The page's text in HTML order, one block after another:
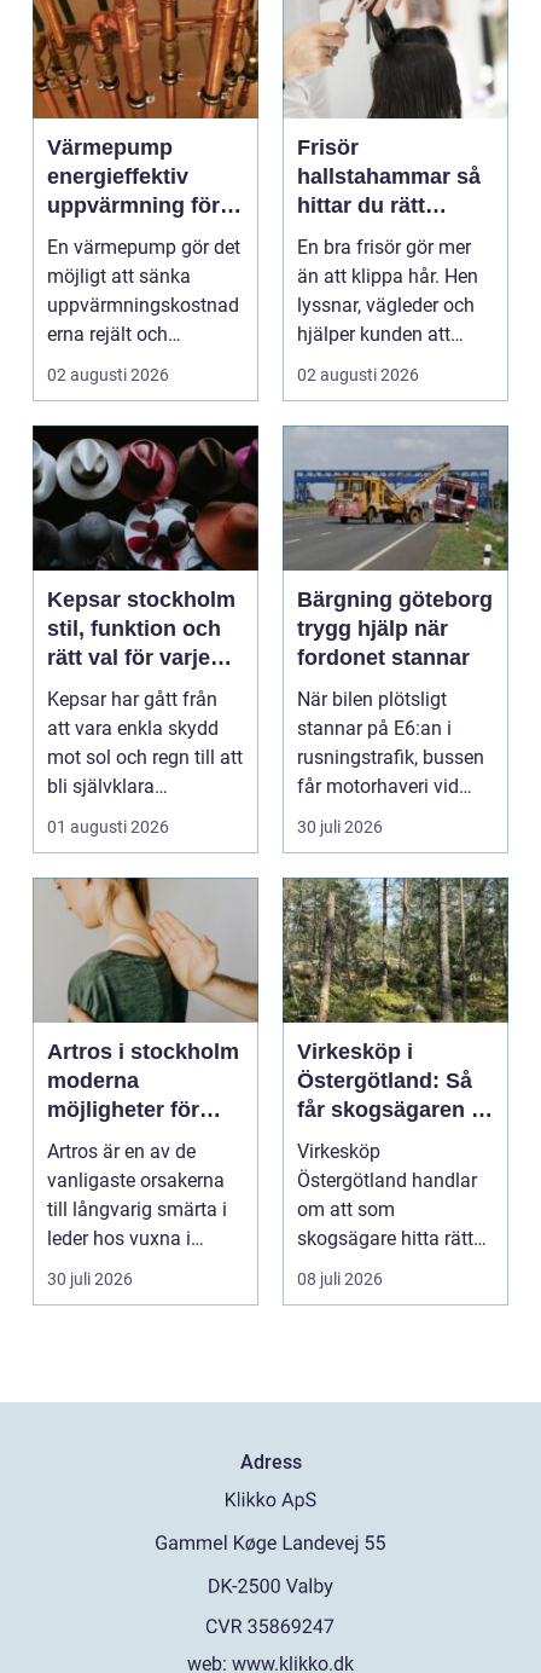
Värmepump
energieffektiv
uppvärmning för
moderna hem
En värmepump gör det
möjligt att sänka
uppvärmningskostnad
erna rejält och
samtidigt få ett
behagliga...
02 augusti 2026
Frisör
hallstahammar så
hittar du rätt
salong för stil,
kvalitet och känsla
En bra frisör gör mer
än att klippa hår. Hen
lyssnar, vägleder och
hjälper kunden att
känna sig tryg...
02 augusti 2026
Kepsar stockholm
stil, funktion och
rätt val för varje
huvud
Kepsar har gått från
att vara enkla skydd
mot sol och regn till att
bli självklara
modeplagg i stors...
01 augusti 2026
Bärgning göteborg
trygg hjälp när
fordonet stannar
När bilen plötsligt
stannar på E6:an i
rusningstrafik, bussen
får motorhaveri vid
hållplatsen eller ...
30 juli 2026
Artros i stockholm
moderna
möjligheter för
mindre smärta och
mer rörelse
Artros är en av de
vanligaste orsakerna
till långvarig smärta i
leder hos vuxna i
Sverige. Många i S...
30 juli 2026
Virkesköp i
Östergötland: Så
får skogsägaren ut
mer av sin skog
Virkesköp
Östergötland handlar
om att som
skogsägare hitta rätt
köpare...
08 juli 2026
Adress
web: www.klikko.dk